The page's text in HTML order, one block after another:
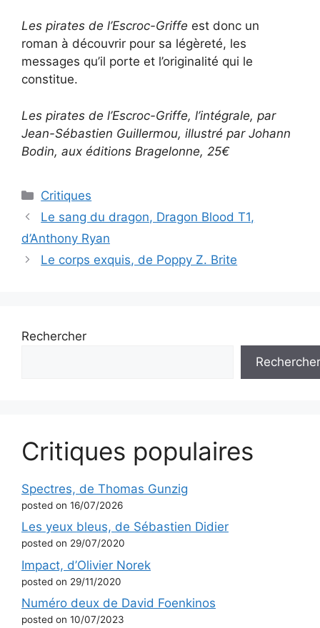
Les pirates de l’Escroc-Griffe est donc un
roman à découvrir pour sa légèreté, les
messages qu’il porte et l’originalité qui le
constitue.
Les pirates de l’Escroc-Griffe, l’intégrale, par
Jean-Sébastien Guillermou, illustré par Johann
Bodin, aux éditions Bragelonne, 25€
Critiques
Le sang du dragon, Dragon Blood T1,
d’Anthony Ryan
Le corps exquis, de Poppy Z. Brite
Rechercher
Rechercher
Critiques populaires
Spectres, de Thomas Gunzig
posted on 16/07/2026
Les yeux bleus, de Sébastien Didier
posted on 29/07/2020
Impact, d’Olivier Norek
posted on 29/11/2020
Numéro deux de David Foenkinos
posted on 10/07/2023